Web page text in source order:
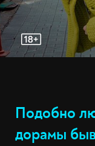
Подобно
дорамы